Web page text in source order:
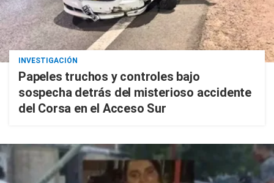
INVESTIGACIÓN
Papeles truchos y controles bajo
sospecha detrás del misterioso accidente
del Corsa en el Acceso Sur